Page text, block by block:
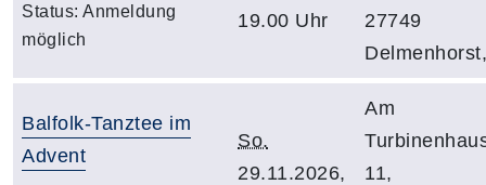
Status: Anmeldung
möglich
19.00 Uhr
27749
Delmenhorst,
Balfolk-Tanztee im
Advent
So.
29.11.2026,
Am
11,